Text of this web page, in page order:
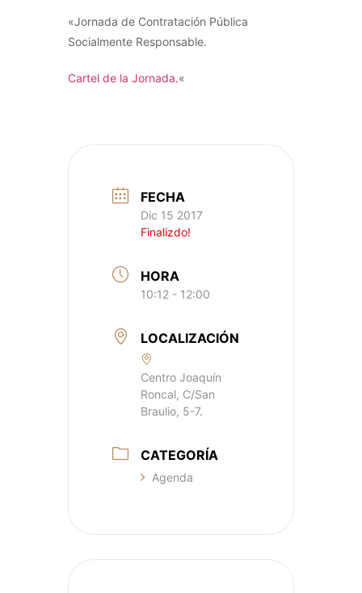
«Jornada de Contratación Pública
Socialmente Responsable.
Cartel de la Jornada.«
FECHA
Dic 15 2017
Finalizdo!
HORA
10:12 - 12:00
LOCALIZACIÓN
Centro Joaquín
Roncal, C/San
Braulio, 5-7.
CATEGORÍA
Agenda